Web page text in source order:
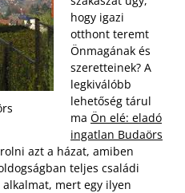
hogy igazi
otthont teremt
Önmagának és
szeretteinek? A
legkiválóbb
lehetőség tárul
ma Ön elé: eladó
ingatlan Budaörs
azt a házat, amiben
teljes családi
mert egy ilyen